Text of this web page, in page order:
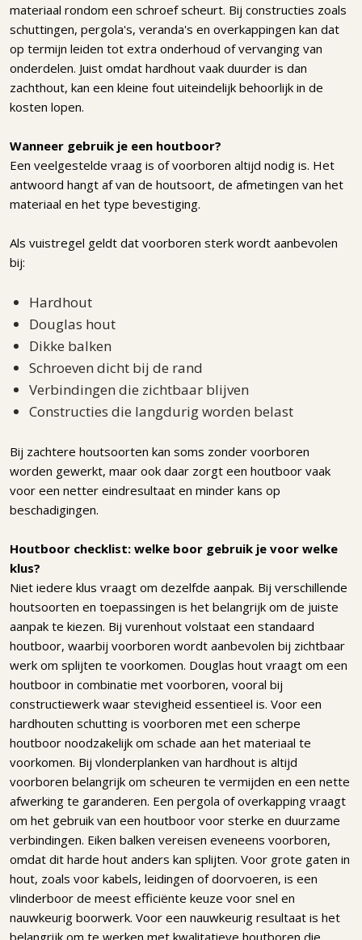
materiaal rondom een schroef scheurt. Bij constructies zoals
schuttingen, pergola's, veranda's en overkappingen kan dat
op termijn leiden tot extra onderhoud of vervanging van
onderdelen. Juist omdat hardhout vaak duurder is dan
zachthout, kan een kleine fout uiteindelijk behoorlijk in de
kosten lopen.
Wanneer gebruik je een houtboor?
Een veelgestelde vraag is of voorboren altijd nodig is. Het
antwoord hangt af van de houtsoort, de afmetingen van het
materiaal en het type bevestiging.
Als vuistregel geldt dat voorboren sterk wordt aanbevolen
bij:
Hardhout
Douglas hout
Dikke balken
Schroeven dicht bij de rand
Verbindingen die zichtbaar blijven
Constructies die langdurig worden belast
Bij zachtere houtsoorten kan soms zonder voorboren
worden gewerkt, maar ook daar zorgt een houtboor vaak
voor een netter eindresultaat en minder kans op
beschadigingen.
Houtboor checklist: welke boor gebruik je voor welke
klus?
Niet iedere klus vraagt om dezelfde aanpak. Bij verschillende
houtsoorten en toepassingen is het belangrijk om de juiste
aanpak te kiezen. Bij vurenhout volstaat een standaard
houtboor, waarbij voorboren wordt aanbevolen bij zichtbaar
werk om splijten te voorkomen. Douglas hout vraagt om een
houtboor in combinatie met voorboren, vooral bij
constructiewerk waar stevigheid essentieel is. Voor een
hardhouten schutting is voorboren met een scherpe
houtboor noodzakelijk om schade aan het materiaal te
voorkomen. Bij vlonderplanken van hardhout is altijd
voorboren belangrijk om scheuren te vermijden en een nette
afwerking te garanderen. Een pergola of overkapping vraagt
om het gebruik van een houtboor voor sterke en duurzame
verbindingen. Eiken balken vereisen eveneens voorboren,
omdat dit harde hout anders kan splijten. Voor grote gaten in
hout, zoals voor kabels, leidingen of doorvoeren, is een
vlinderboor de meest efficiënte keuze voor snel en
nauwkeurig boorwerk. Voor een nauwkeurig resultaat is het
belangrijk om te werken met kwalitatieve houtboren die